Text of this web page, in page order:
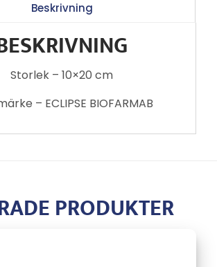
Beskrivning
Storlek – 10×20 cm
– ECLIPSE BIOFARMAB
PRODUKTER